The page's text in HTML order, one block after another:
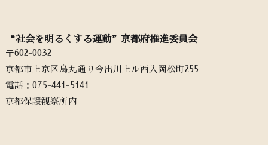
“社会を明るくする運動”京都府推進委員会
〒602-0032
京都市上京区烏丸通り今出川上ル西入岡松町255
電話：‭075-441-5141‬
京都保護観察所内